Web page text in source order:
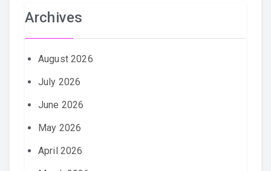
Archives
August 2026
July 2026
June 2026
May 2026
April 2026